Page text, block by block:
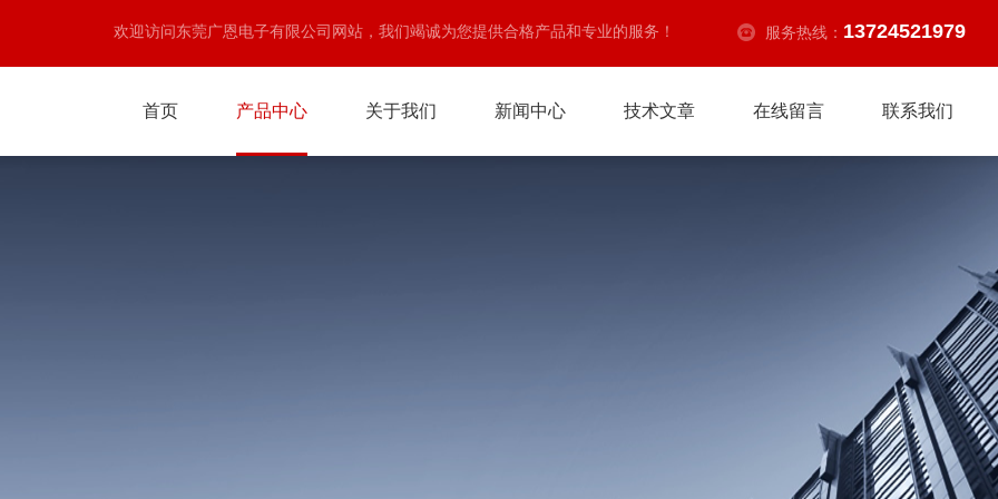
欢迎访问东莞广恩电子有限公司网站，我们竭诚为您提供合格产品和专业的服务！ 服务热线： 13724521979
首页 产品中心 关于我们 新闻中心 技术文章 在线留言 联系我们